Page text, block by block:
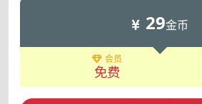
29金币
会员
免费